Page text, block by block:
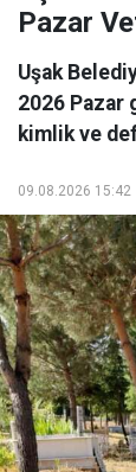
Pazar
Uşak
2026 Pazar
kimlik ve
09.08.2026 15:42